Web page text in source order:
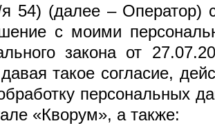
54) (далее – Оператор)
с моими
закона от
такое согласие,
персональных
«Кворум», а также: